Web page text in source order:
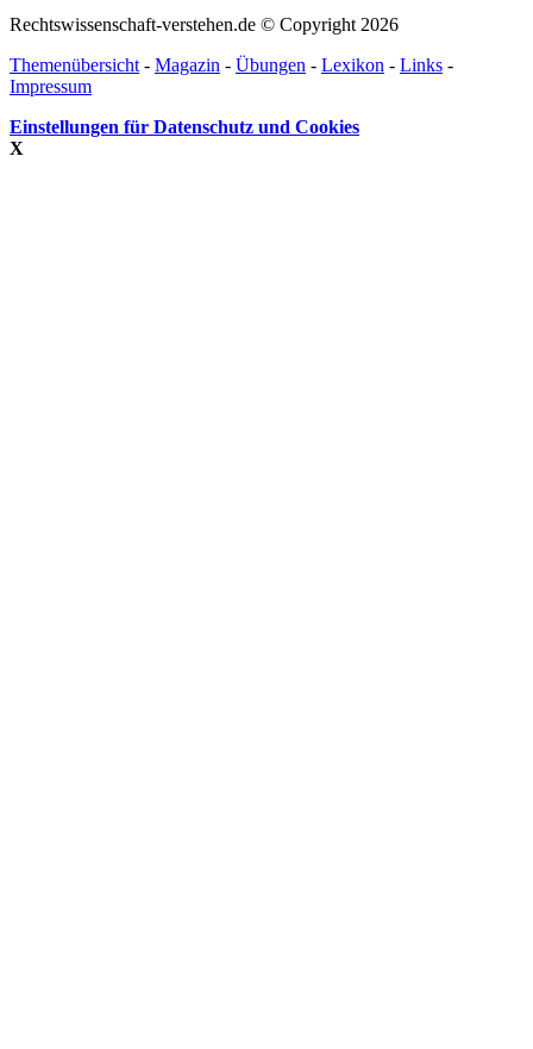
Rechtswissenschaft-verstehen.de © Copyright 2026
Themenübersicht - Magazin - Übungen - Lexikon - Links -
Impressum
Einstellungen für Datenschutz und Cookies
X